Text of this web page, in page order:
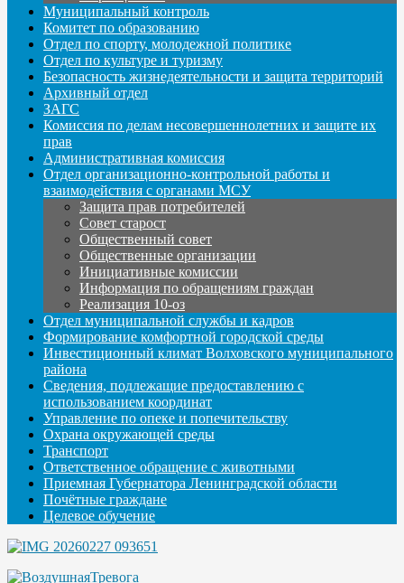
Муниципальный контроль
Комитет по образованию
Отдел по спорту, молодежной политике
Отдел по культуре и туризму
Безопасность жизнедеятельности и защита территорий
Архивный отдел
ЗАГС
Комиссия по делам несовершеннолетних и защите их
прав
Административная комиссия
Отдел организационно-контрольной работы и
взаимодействия с органами МСУ
Защита прав потребителей
Совет старост
Общественный совет
Общественные организации
Инициативные комиссии
Информация по обращениям граждан
Реализация 10-оз
Отдел муниципальной службы и кадров
Формирование комфортной городской среды
Инвестиционный климат Волховского муниципального
района
Сведения, подлежащие предоставлению с
использованием координат
Управление по опеке и попечительству
Охрана окружающей среды
Транспорт
Ответственное обращение с животными
Приемная Губернатора Ленинградской области
Почётные граждане
Целевое обучение